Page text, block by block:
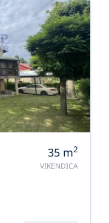
35 m2
VIKENDICA